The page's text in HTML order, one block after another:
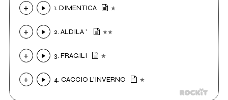
1. DIMENTICA
2. ALDILA '
3. FRAGILI
4. CACCIO L'INVERNO